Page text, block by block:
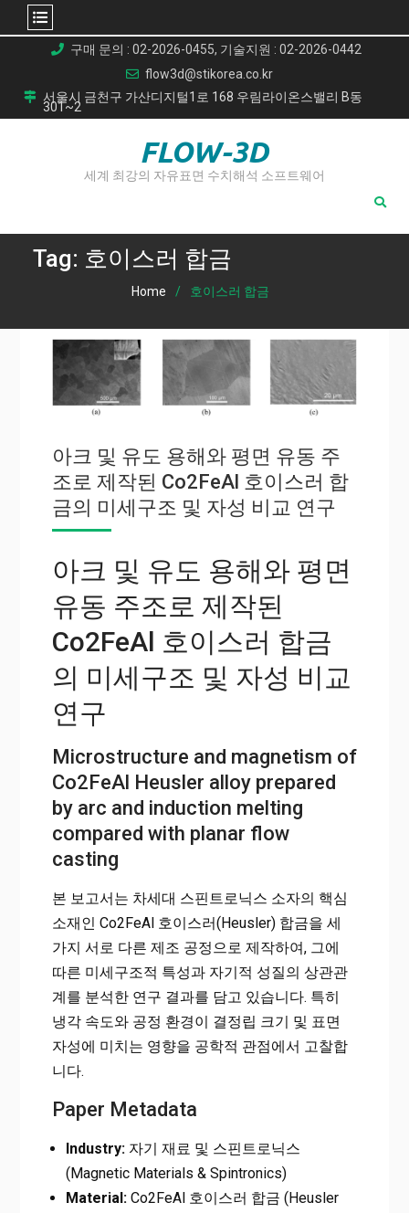
content
구매 문의 : 02-2026-0455, 기술지원 : 02-2026-0442
flow3d@stikorea.co.kr
서울시 금천구 가산디지털1로 168 우림라이온스밸리 B동
301~2
FLOW-3D
세계 최강의 자유표면 수치해석 소프트웨어
Tag: 호이스러 합금
Home 호이스러 합금
아크 및 유도 용해와 평면 유동 주
조로 제작된 Co2FeAl 호이스러 합
금의 미세구조 및 자성 비교 연구
아크 및 유도 용해와 평면
유동 주조로 제작된
Co2FeAl 호이스러 합금
의 미세구조 및 자성 비교
연구
Microstructure and magnetism of
Co2FeAl Heusler alloy prepared
by arc and induction melting
compared with planar flow
casting
본 보고서는 차세대 스핀트로닉스 소자의 핵심
소재인 Co2FeAl 호이스러(Heusler) 합금을 세
가지 서로 다른 제조 공정으로 제작하여, 그에
따른 미세구조적 특성과 자기적 성질의 상관관
계를 분석한 연구 결과를 담고 있습니다. 특히
냉각 속도와 공정 환경이 결정립 크기 및 표면
자성에 미치는 영향을 공학적 관점에서 고찰합
니다.
Paper Metadata
Industry:자기 재료 및 스핀트로닉스
(Magnetic Materials & Spintronics)
Material:Co2FeAl 호이스러 합금 (Heusler